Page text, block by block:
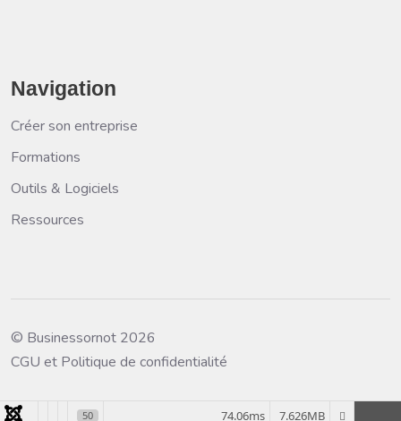
Navigation
Créer son entreprise
Formations
Outils & Logiciels
Ressources
© Businessornot 2026
CGU et Politique de confidentialité
50 7.626MB
74.06ms